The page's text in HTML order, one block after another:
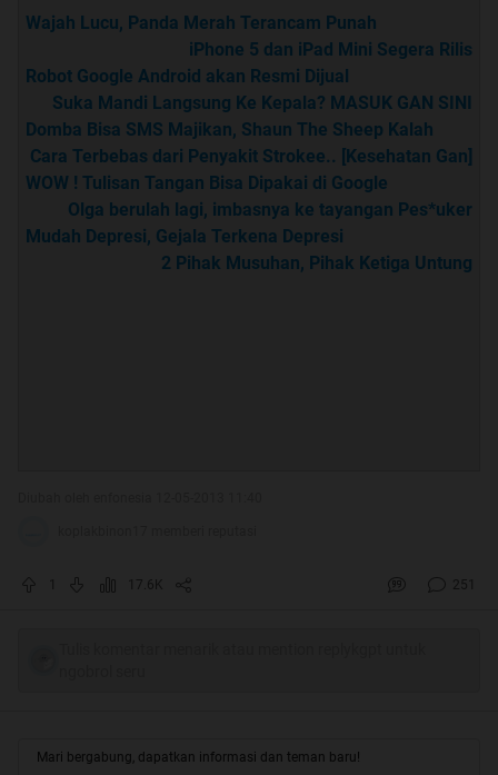
Wajah Lucu, Panda Merah Terancam Punah
iPhone 5 dan iPad Mini Segera Rilis
Robot Google Android akan Resmi Dijual
Suka Mandi Langsung Ke Kepala? MASUK GAN SINI
Domba Bisa SMS Majikan, Shaun The Sheep Kalah
Cara Terbebas dari Penyakit Strokee.. [Kesehatan Gan]
WOW ! Tulisan Tangan Bisa Dipakai di Google
Olga berulah lagi, imbasnya ke tayangan Pes*uker
Mudah Depresi, Gejala Terkena Depresi
2 Pihak Musuhan, Pihak Ketiga Untung
17.6K 251
Mari bergabung, dapatkan informasi dan teman baru!